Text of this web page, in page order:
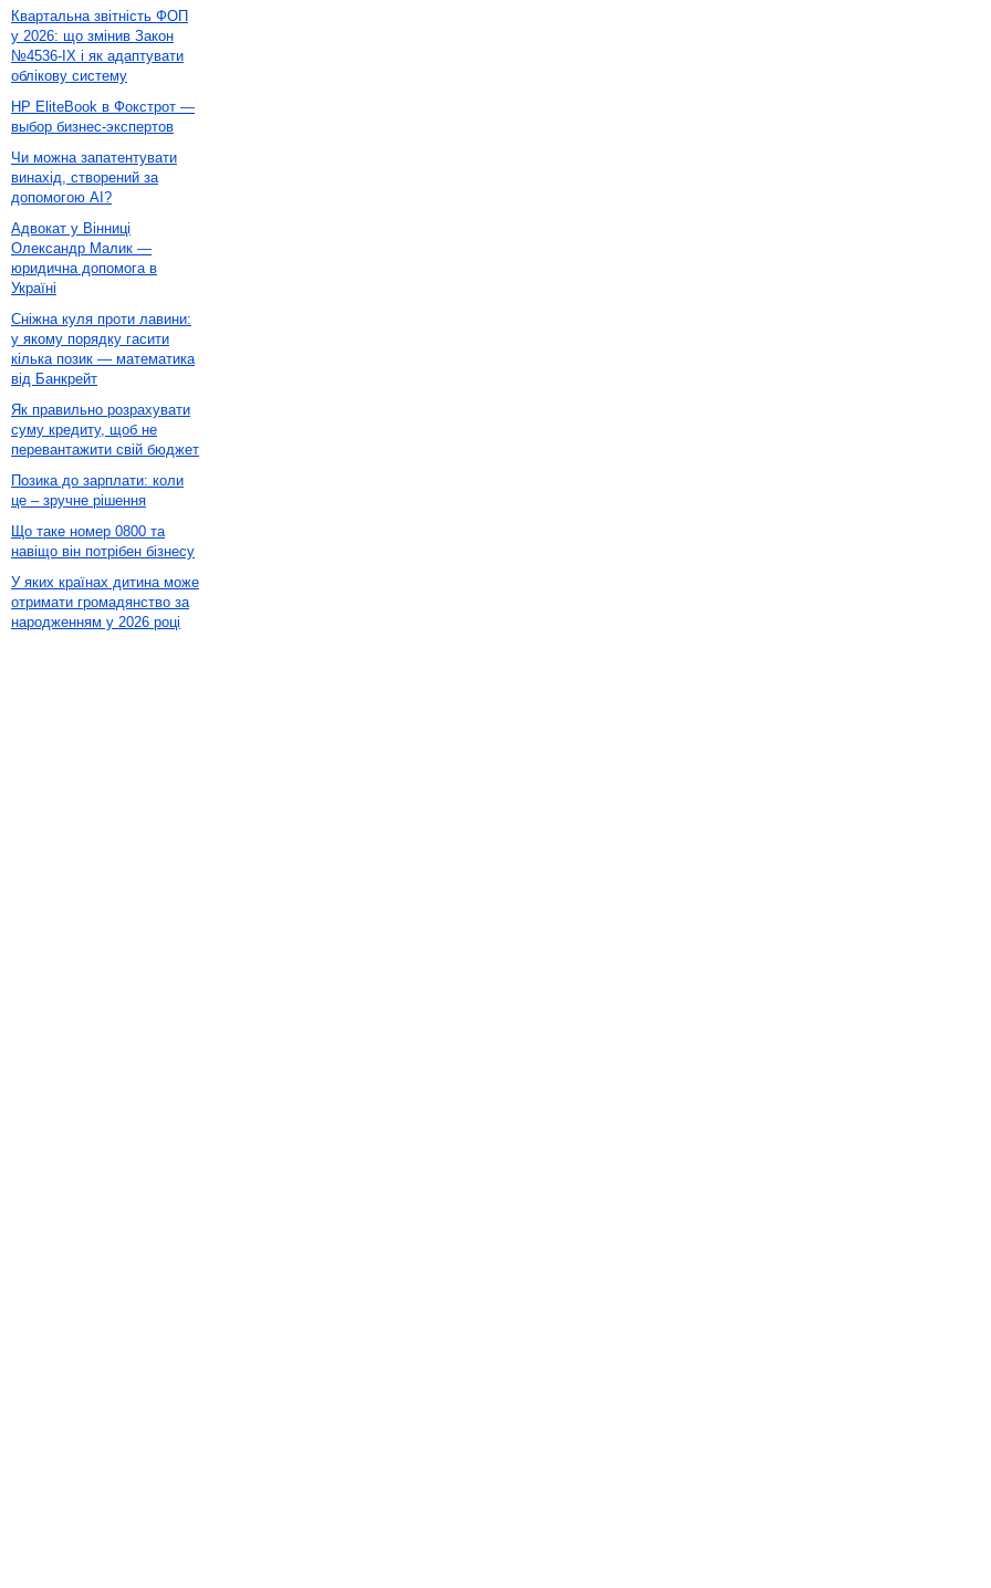
Квартальна звітність ФОП
у 2026: що змінив Закон
№4536-IX і як адаптувати
облікову систему
HP EliteBook в Фокстрот —
выбор бизнес-экспертов
Чи можна запатентувати
винахід, створений за
допомогою AI?
Адвокат у Вінниці
Олександр Малик —
юридична допомога в
Україні
Сніжна куля проти лавини:
у якому порядку гасити
кілька позик — математика
від Банкрейт
Як правильно розрахувати
суму кредиту, щоб не
перевантажити свій бюджет
Позика до зарплати: коли
це – зручне рішення
Що таке номер 0800 та
навіщо він потрібен бізнесу
У яких країнах дитина може
отримати громадянство за
народженням у 2026 році